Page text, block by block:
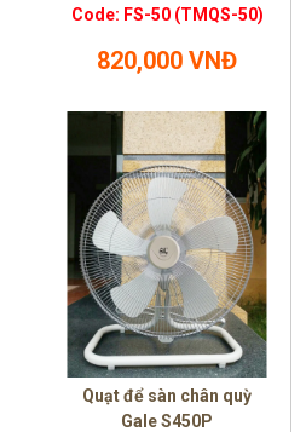
Code: FS-50 (TMQS-50)
820,000 VNĐ
Quạt để sàn chân quỳ
Gale S450P